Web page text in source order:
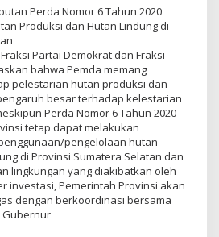
Perda Nomor 6 Tahun 2020
Produksi dan Hutan Lindung di
Partai Demokrat dan Fraksi
bahwa Pemda memang
pelestarian hutan produksi dan
besar terhadap kelestarian
Perda Nomor 6 Tahun 2020
tetap dapat melakukan
pengelolaan hutan
di Provinsi Sumatera Selatan dan
lingkungan yang diakibatkan oleh
investasi, Pemerintah Provinsi akan
dengan berkoordinasi bersama
Gubernur